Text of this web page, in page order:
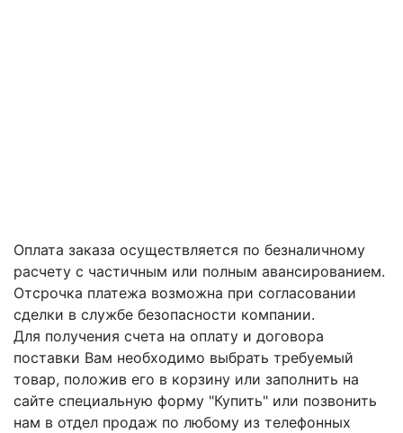
Оплата заказа осуществляется по безналичному
расчету с частичным или полным авансированием.
Отсрочка платежа возможна при согласовании
сделки в службе безопасности компании.
Для получения счета на оплату и договора
поставки Вам необходимо выбрать требуемый
товар, положив его в корзину или заполнить на
сайте специальную форму "Купить" или позвонить
нам в отдел продаж по любому из телефонных